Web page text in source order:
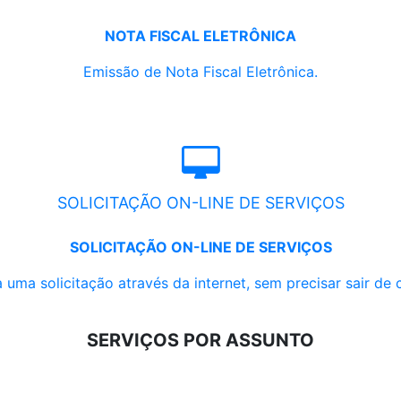
NOTA FISCAL ELETRÔNICA
Emissão de Nota Fiscal Eletrônica.
SOLICITAÇÃO ON-LINE DE SERVIÇOS
SOLICITAÇÃO ON-LINE DE SERVIÇOS
uma solicitação através da internet, sem precisar sair de
SERVIÇOS POR ASSUNTO